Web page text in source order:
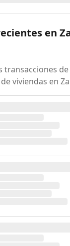
en
transacciones
viviendas en